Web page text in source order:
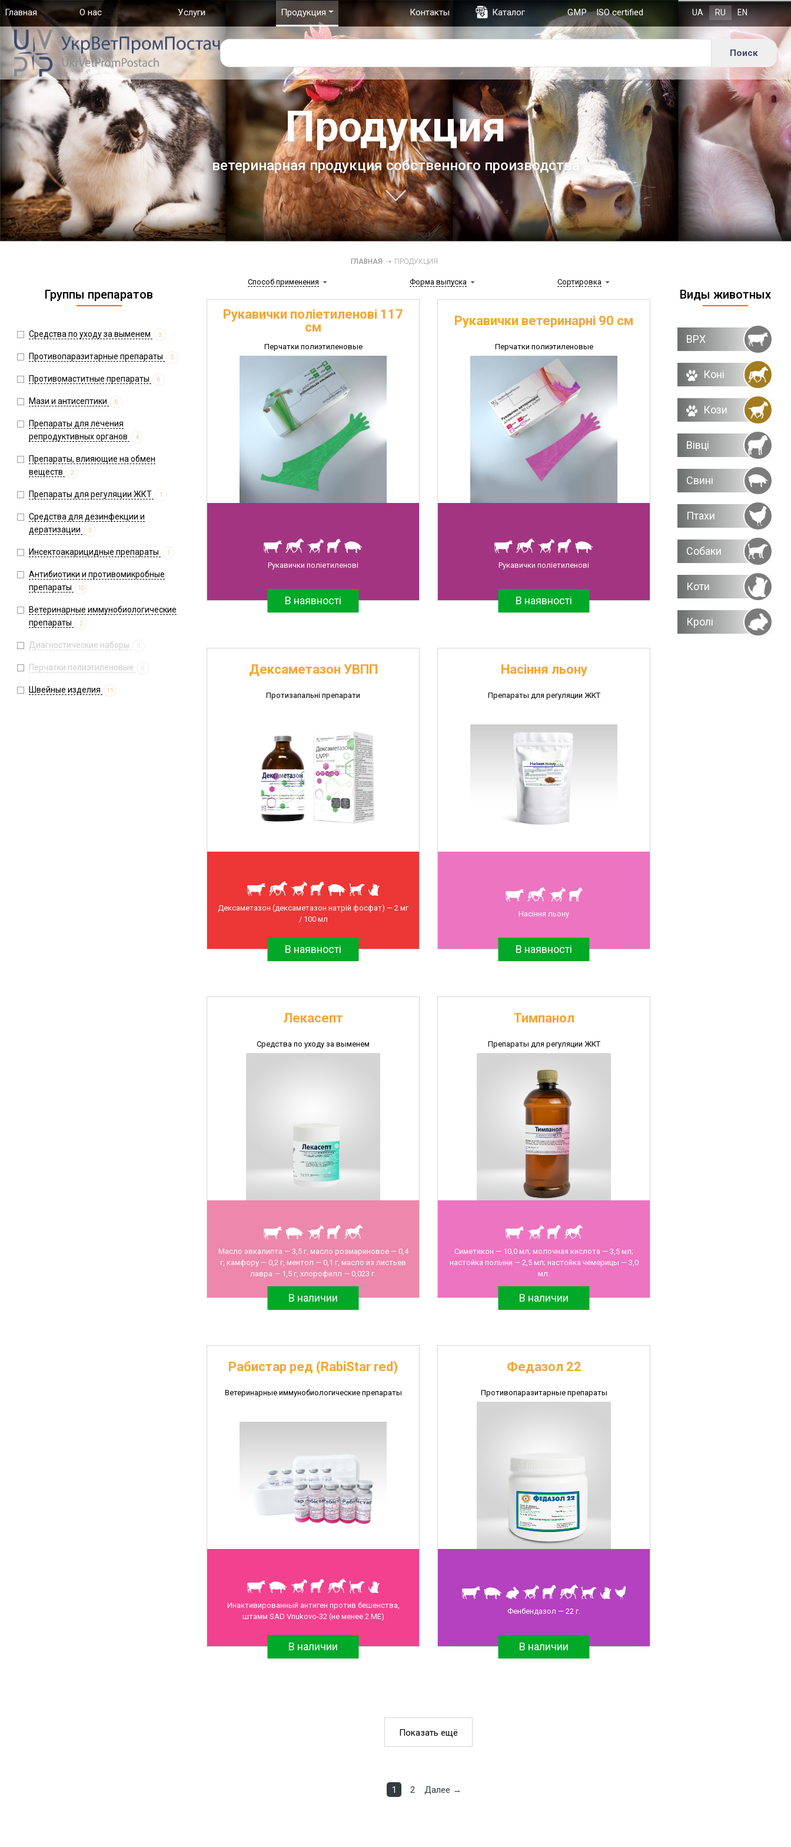
Главная(current) О нас Услуги Продукция Контакты Каталог GMP ISO certified
Продукция
ветеринарная продукция собственного производства
ГЛАВНАЯ ➝ ПРОДУКЦИЯ
Группы препаратов
Средства по уходу за выменем 3
Противопаразитарные препараты 5
Противомаститные препараты 6
Мази и антисептики 6
Препараты для лечения
репродуктивных органов
4
Препараты, влияющие на обмен
веществ
2
Препараты для регуляции ЖКТ 1
Средства для дезинфекции и
дератизации
3
Инсектоакарицидные препараты 1
Антибиотики и противомикробные
препараты
10
Ветеринарные иммунобиологические
препараты
2
Диагностические наборы 0
Перчатки полиэтиленовые 0
Швейные изделия 11
Способ применения Форма выпуска Сортировка
Рукавички поліетиленові 117
см
Перчатки полиэтиленовые
Рукавички поліетиленові
В наявності
Рукавички ветеринарні 90 см
Перчатки полиэтиленовые
Рукавички поліетиленові
В наявності
Дексаметазон УВПП
Протизапальні препарати
Дексаметазон (дексаметазон натрій фосфат) — 2 мг
/ 100 мл
В наявності
Насіння льону
Препараты для регуляции ЖКТ
Насіння льону
В наявності
Лекасепт
Средства по уходу за выменем
Масло эвкалипта — 3,5 г, масло розмариновое — 0,4
г, камфору — 0,2 г, ментол — 0,1 г, масло из листьев
лавра — 1,5 г, хлорофилл — 0,023 г.
В наличии
Тимпанол
Препараты для регуляции ЖКТ
Симетикон — 10,0 мл; молочная кислота — 3,5 мл;
настойка полыни — 2,5 мл; настойка чемерицы — 3,0
мл.
В наличии
Рабистар ред (RabiStar red)
Ветеринарные иммунобиологические препараты
Инактивированный антиген против бешенства,
штамм SAD Vnukovo-32 (не менее 2 МЕ)
В наличии
Федазол 22
Противопаразитарные препараты
Фенбендазол — 22 г.
В наличии
Показать ещё
1 2 Далее →
Виды животных
ВРХ
Коні
Кози
Вівці
Свині
Птахи
Собаки
Коти
Кролі